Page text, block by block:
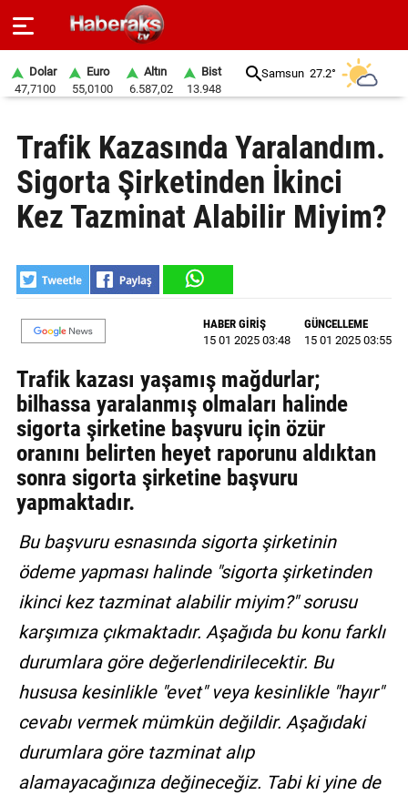
SPOR
YAŞAM
BELEDİYELER
SAĞLIK
EĞİTİM
GALERİ
VİDEO
YAZARLAR
BİZE
ULAŞIN
Künye
İletişim
Gizlilik
Kullanıcı
Sözleşmesi
Dolar
47,7100
Euro
55,0100
Altın
6.587,02
Bist
13.948
Samsun 27.2°
Trafik Kazasında Yaralandım.
Sigorta Şirketinden İkinci
Kez Tazminat Alabilir Miyim?
HABER GİRİŞ
15 01 2025 03:48
GÜNCELLEME
15 01 2025 03:55
Trafik kazası yaşamış mağdurlar;
bilhassa yaralanmış olmaları halinde
sigorta şirketine başvuru için özür
oranını belirten heyet raporunu aldıktan
sonra sigorta şirketine başvuru
yapmaktadır.
Bu başvuru esnasında sigorta şirketinin
ödeme yapması halinde "sigorta şirketinden
ikinci kez tazminat alabilir miyim?" sorusu
karşımıza çıkmaktadır. Aşağıda bu konu farklı
durumlara göre değerlendirilecektir. Bu
hususa kesinlikle "evet" veya kesinlikle "hayır"
cevabı vermek mümkün değildir. Aşağıdaki
durumlara göre tazminat alıp
alamayacağınıza değineceğiz. Tabi ki yine de